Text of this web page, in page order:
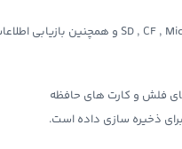
فلش و کارت های حافظه
ذخیره سازی داده است.